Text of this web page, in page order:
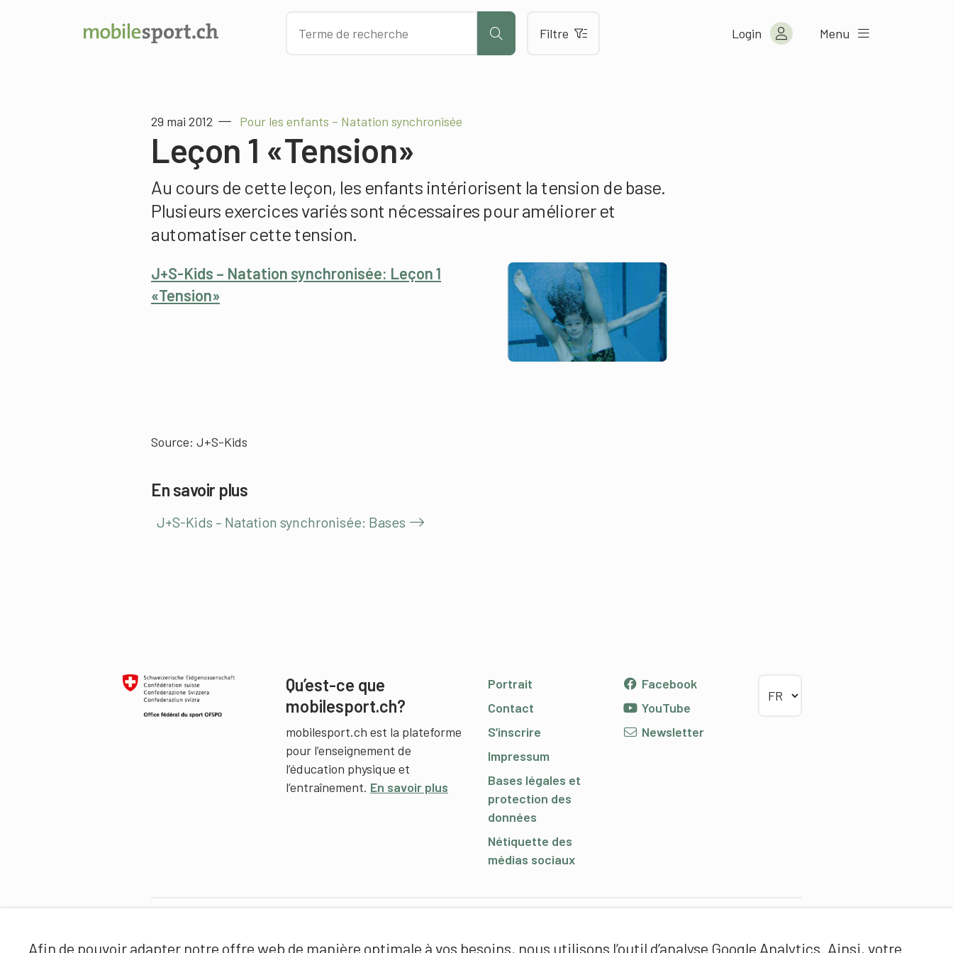
Afin de pouvoir adapter notre offre web de manière optimale à vos besoins, nous utilisons l’outil d’analyse Google Analytics. Ainsi, votre
Filtre Login Menu
29 mai 2012 Pour les enfants – Natation synchronisée
Leçon 1 «Tension»
Au cours de cette leçon, les enfants intériorisent la tension de base.
Plusieurs exercices variés sont nécessaires pour améliorer et
automatiser cette tension.
J+S-Kids – Natation synchronisée: Leçon 1
«Tension»
Source: J+S-Kids
En savoir plus
J+S-Kids – Natation synchronisée: Bases
Qu’est-ce que
mobilesport.ch?
mobilesport.ch est la plateforme
pour l’enseignement de
l’éducation physique et
l’entraînement. En savoir plus
Portrait
Contact
S’inscrire
Impressum
Bases légales et
protection des
données
Nétiquette des
médias sociaux
Facebook
YouTube
Newsletter